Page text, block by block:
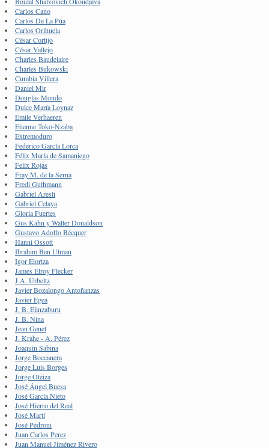
Carlos Cano
Carlos De La Púa
Carlos Orihuela
César Cortijo
César Vallejo
Charles Baudelaire
Charles Bukowski
Cumbia Villera
Daniel Mir
Douglas Mondo
Dulce María Loynaz
Émile Verhaeren
Etienne Toko-Nzaba
Extremoduro
Federico García Lorca
Félix María de Samaniego
Felix Rojas
Fray M. de la Serna
Fredi Guthmann
Gabriel Aresti
Gabriel Celaya
Gloria Fuertes
Gus Kahn y Walter Donaldson
Gustavo Adolfo Bécquer
Hanni Ossott
Ibrahim Ben Utman
Igor Elortza
James Elroy Flecker
J.A. Urbeltz
Javier Bozalongo Antoñanzas
Javier Egea
J. B. Elinzaburu
J. B. Nina
Jean Genet
J. Krahe - A. Pérez
Joaquin Sabina
Jorge Boccanera
Jorge Luis Borges
Jorge Oteiza
José Ángel Buesa
José García Nieto
José Hierro del Real
José Martí
José Pedroni
Juan Carlos Perez
Juan Manuel Jiménez Rivero